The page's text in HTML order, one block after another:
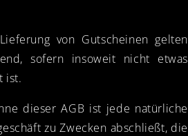
von Gutscheinen gelten
sofern insoweit nicht etwas
ist.
dieser AGB ist jede natürliche
zu Zwecken abschließt, die